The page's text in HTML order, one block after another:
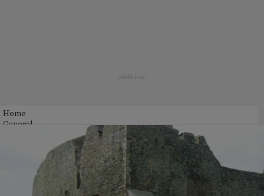
Home
General